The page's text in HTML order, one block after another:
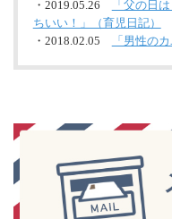
・2019.05.26
「父の日
ちいい！」（育児日記）
・2018.02.05
「男性の